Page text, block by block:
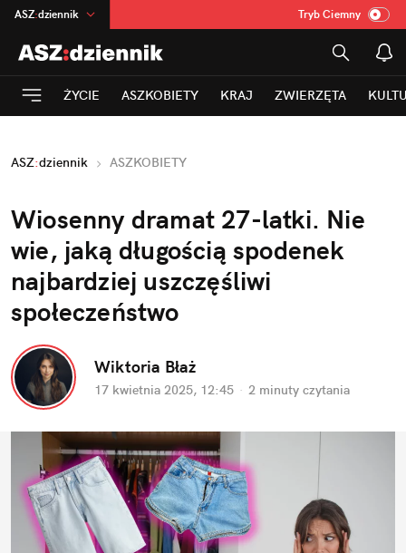
ASZ:dziennik
na:Temat
INN:Poland
mama
Rozrywka
Tryb Ciemny
ŻYCIE ASZKOBIETY KRAJ ZWIERZĘTA
ASZ:dziennik ASZKOBIETY
Wiosenny dramat 27-latki. Nie
wie, jaką długością spodenek
najbardziej uszczęśliwi
społeczeństwo
Wiktoria Błaż
17 kwietnia 2025, 12:45 · 2 minuty czytania